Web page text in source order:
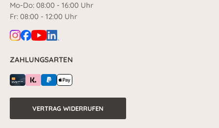
Mo-Do: 08:00 - 16:00 Uhr
Fr: 08:00 - 12:00 Uhr
ZAHLUNGSARTEN
VERTRAG WIDERRUFEN